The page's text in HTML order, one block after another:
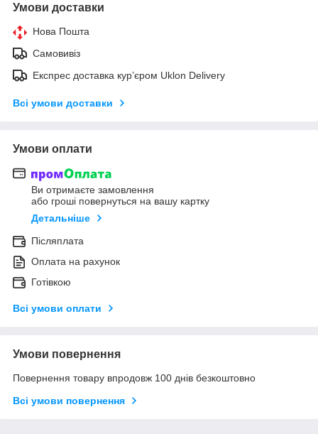
Умови доставки
Нова Пошта
Самовивіз
Експрес доставка кур’єром Uklon Delivery
Всі умови доставки
Умови оплати
Ви отримаєте замовлення
або гроші повернуться на вашу картку
Детальніше
Післяплата
Оплата на рахунок
Готівкою
Всі умови оплати
Умови повернення
Повернення товару впродовж 100 днів безкоштовно
Всі умови повернення